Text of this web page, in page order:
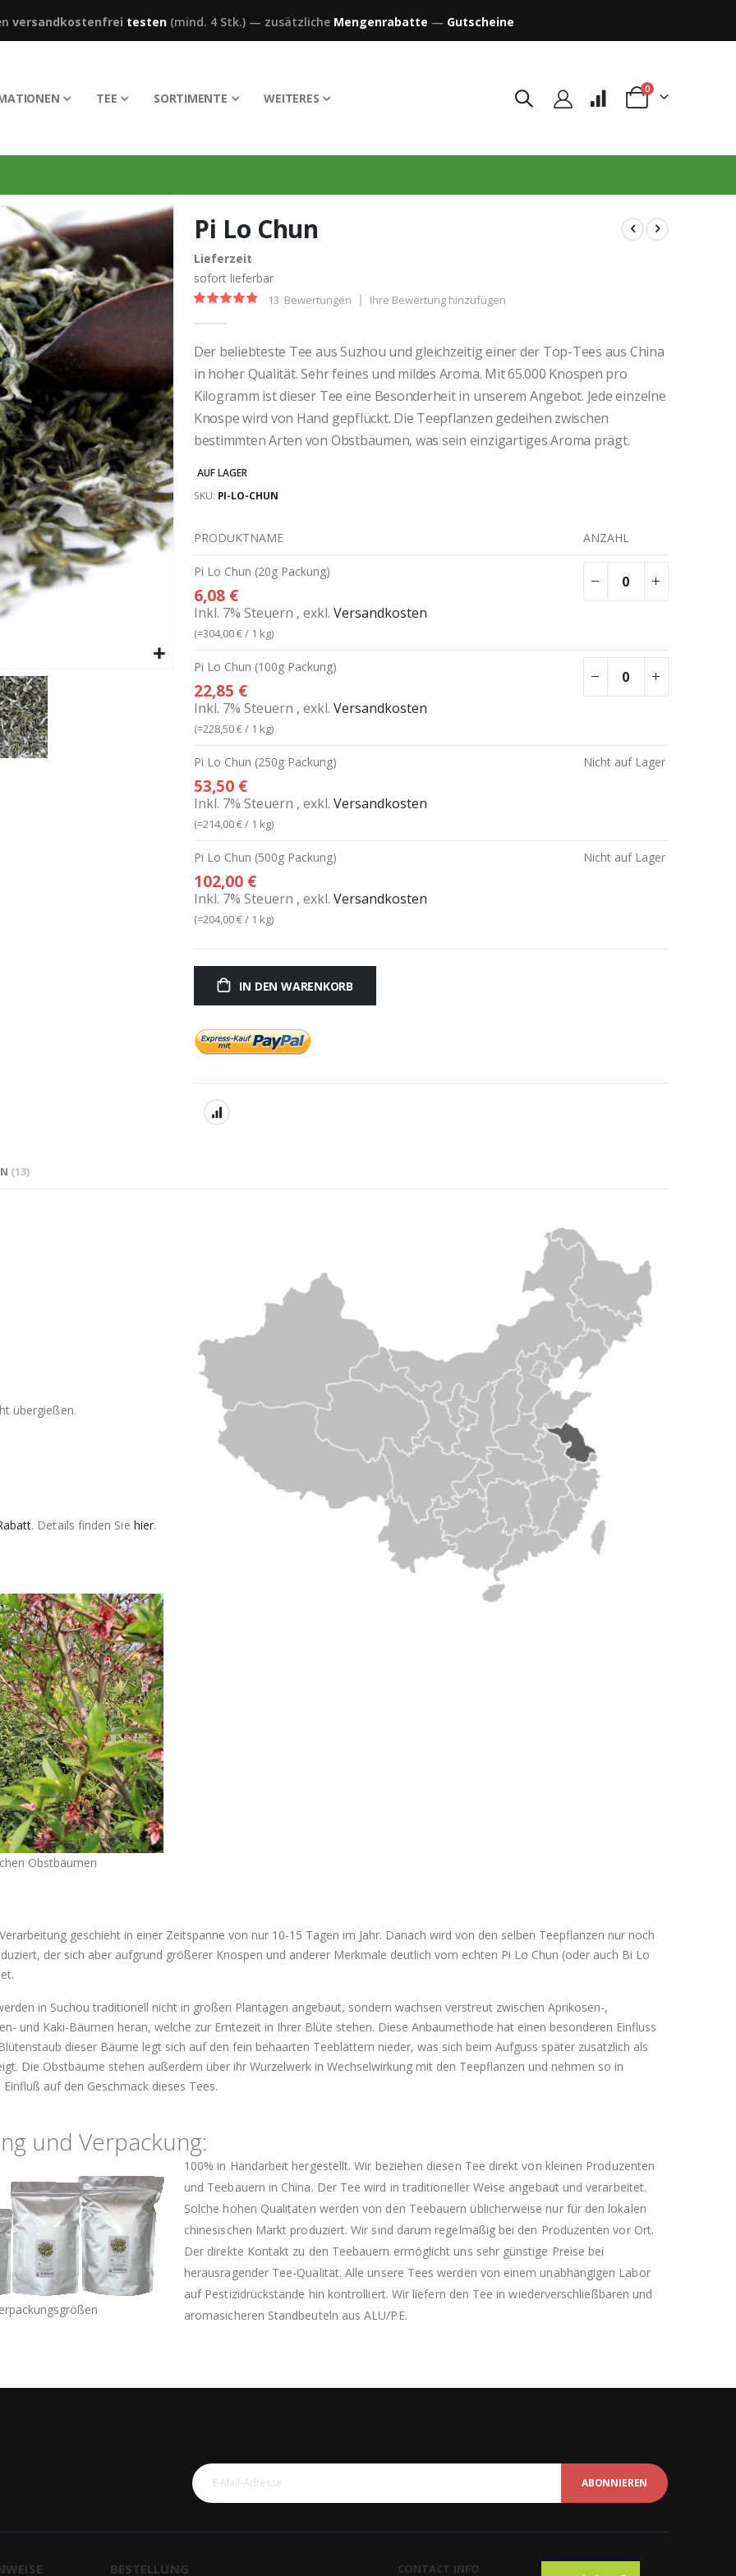
versandkostenfrei testen(mind. 4 Stk.)— zusätzliche Mengenrabatte — Gutscheine
TEE SORTIMENTE WEITERES Warenkorb
0Artikel
Pi Lo Chun
Lieferzeit
sofort lieferbar
Bewertung:
13 Bewertungen Ihre Bewertung hinzufügen
Der beliebteste Tee aus Suzhou und gleichzeitig einer der Top-Tees aus China
in hoher Qualität. Sehr feines und mildes Aroma. Mit 65.000 Knospen pro
Kilogramm ist dieser Tee eine Besonderheit in unserem Angebot. Jede einzelne
Knospe wird von Hand gepflückt. Die Teepflanzen gedeihen zwischen
bestimmten Arten von Obstbäumen, was sein einzigartiges Aroma prägt.
AUF LAGER
SKU PI-LO-CHUN
-
Artikel
PRODUKTNAME ANZAHL
Pi Lo Chun (20g Packung)
6,08 €
Inkl. 7% Steuern , exkl. Versandkosten
(=304,00 €/ 1 kg)
Pi Lo Chun (100g Packung)
22,85 €
Inkl. 7% Steuern , exkl. Versandkosten
(=228,50 €/ 1 kg)
Pi Lo Chun (250g Packung)
53,50 €
Inkl. 7% Steuern , exkl. Versandkosten
(=214,00 €/ 1 kg)
Nicht auf Lager
Pi Lo Chun (500g Packung)
102,00 €
Inkl. 7% Steuern , exkl. Versandkosten
(=204,00 €/ 1 kg)
Nicht auf Lager
IN DEN WARENKORB
übergießen.
. Details finden Sie hier.
Obstbäumen
geschieht in einer Zeitspanne von nur 10-15 Tagen im Jahr. Danach wird von den selben Teepflanzen nur noch
der sich aber aufgrund größerer Knospen und anderer Merkmale deutlich vom echten Pi Lo Chun (oder auch Bi Lo
in Suchou traditionell nicht in großen Plantagen angebaut, sondern wachsen verstreut zwischen Aprikosen-,
und Kaki-Bäumen heran, welche zur Erntezeit in Ihrer Blüte stehen. Diese Anbaumethode hat einen besonderen Einfluss
dieser Bäume legt sich auf den fein behaarten Teeblättern nieder, was sich beim Aufguss später zusätzlich als
Die Obstbäume stehen außerdem über ihr Wurzelwerk in Wechselwirkung mit den Teepflanzen und nehmen so in
auf den Geschmack dieses Tees.
und Verpackung:
100% in Handarbeit hergestellt. Wir beziehen diesen Tee direkt von kleinen Produzenten
und Teebauern in China. Der Tee wird in traditioneller Weise angebaut und verarbeitet.
Solche hohen Qualitäten werden von den Teebauern üblicherweise nur für den lokalen
chinesischen Markt produziert. Wir sind darum regelmäßig bei den Produzenten vor Ort.
Der direkte Kontakt zu den Teebauern ermöglicht uns sehr günstige Preise bei
herausragender Tee-Qualität. Alle unsere Tees werden von einem unabhängigen Labor
auf Pestizidrückstände hin kontrolliert. Wir liefern den Tee in wiederverschließbaren und
aromasicheren Standbeuteln aus ALU/PE.
13
ABONNIEREN
BESTELLUNG CONTACT INFO